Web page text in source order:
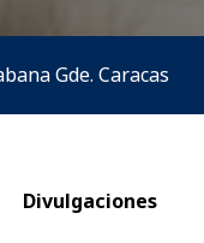
Gde. Caracas
Divulgaciones